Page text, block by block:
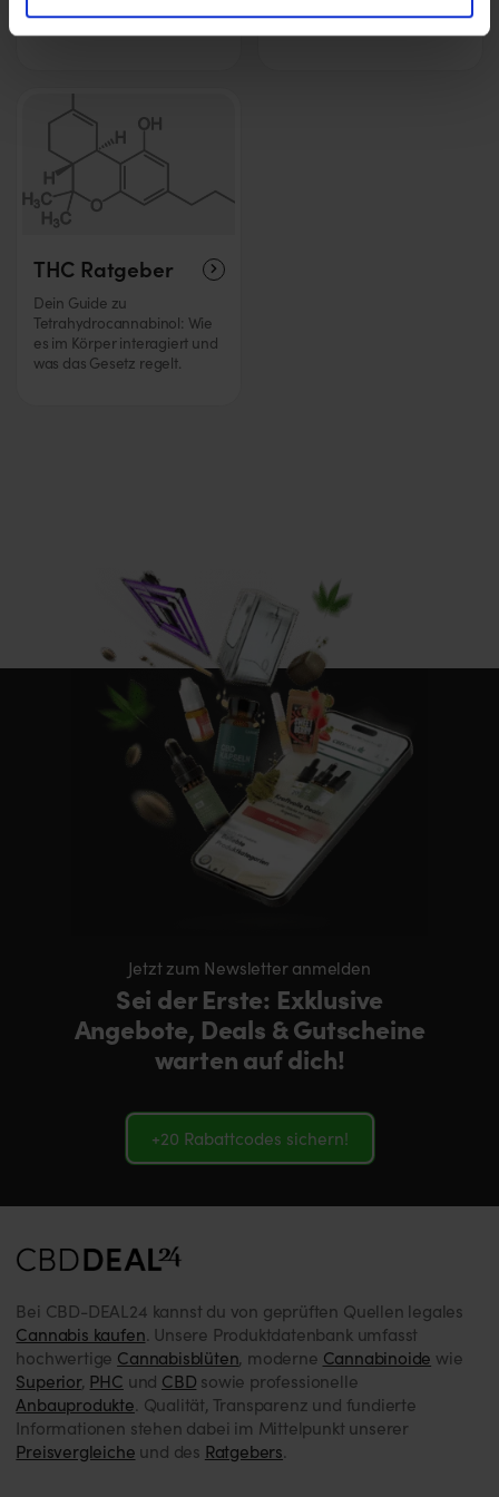
THC Ratgeber
Dein Guide zu
Tetrahydrocannabinol: Wie
es im Körper interagiert und
was das Gesetz regelt.
Jetzt zum Newsletter anmelden
Sei der Erste: Exklusive
Angebote, Deals & Gutscheine
warten auf dich!
+20 Rabattcodes sichern!
Bei CBD-DEAL24 kannst du von geprüften Quellen legales
Cannabis kaufen. Unsere Produktdatenbank umfasst
hochwertige Cannabisblüten, moderne Cannabinoide wie
Superior, PHC und CBD sowie professionelle
Anbauprodukte. Qualität, Transparenz und fundierte
Informationen stehen dabei im Mittelpunkt unserer
Preisvergleiche und des Ratgebers.